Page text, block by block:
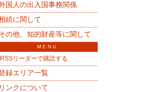
国人の出入国事務関係
続に関して
の他、知的財産等に関して
ＭＥＮＵ
RSSリーダーで購読する
録エリア一覧
リンクについて